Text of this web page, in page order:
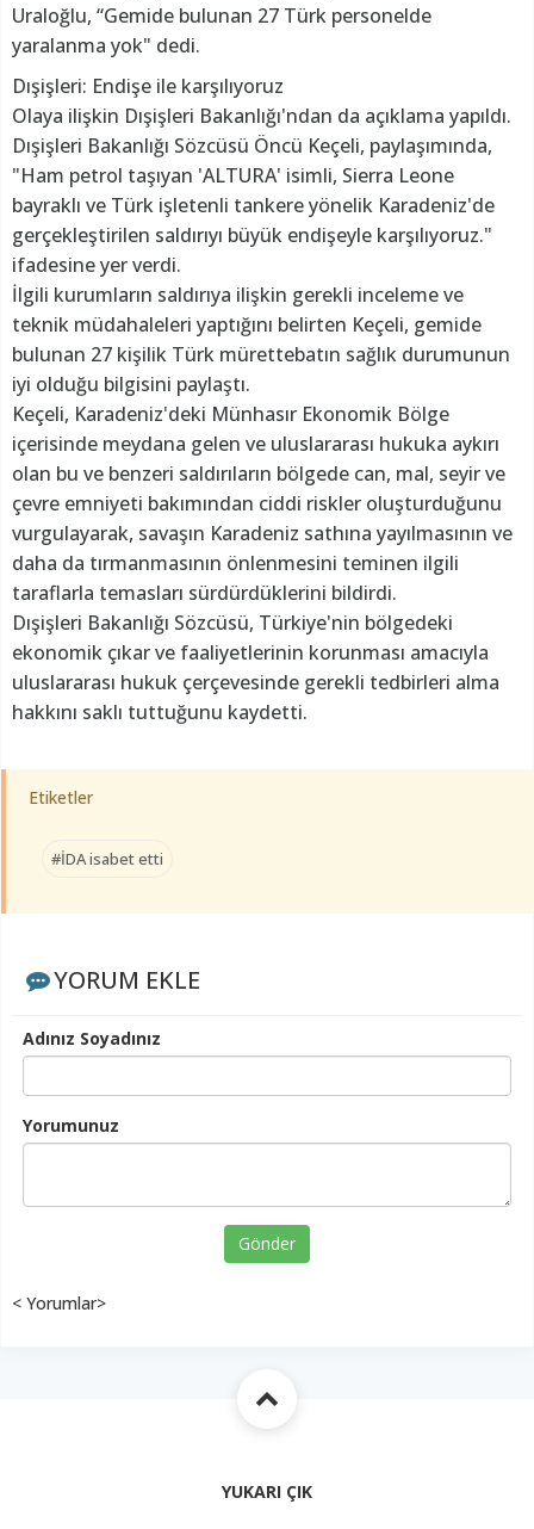
Uraloğlu, “Gemide bulunan 27 Türk personelde
yaralanma yok" dedi.
Dışişleri: Endişe ile karşılıyoruz
Olaya ilişkin Dışişleri Bakanlığı'ndan da açıklama yapıldı.
Dışişleri Bakanlığı Sözcüsü Öncü Keçeli, paylaşımında,
"Ham petrol taşıyan 'ALTURA' isimli, Sierra Leone
bayraklı ve Türk işletenli tankere yönelik Karadeniz'de
gerçekleştirilen saldırıyı büyük endişeyle karşılıyoruz."
ifadesine yer verdi.
İlgili kurumların saldırıya ilişkin gerekli inceleme ve
teknik müdahaleleri yaptığını belirten Keçeli, gemide
bulunan 27 kişilik Türk mürettebatın sağlık durumunun
iyi olduğu bilgisini paylaştı.
Keçeli, Karadeniz'deki Münhasır Ekonomik Bölge
içerisinde meydana gelen ve uluslararası hukuka aykırı
olan bu ve benzeri saldırıların bölgede can, mal, seyir ve
çevre emniyeti bakımından ciddi riskler oluşturduğunu
vurgulayarak, savaşın Karadeniz sathına yayılmasının ve
daha da tırmanmasının önlenmesini teminen ilgili
taraflarla temasları sürdürdüklerini bildirdi.
Dışişleri Bakanlığı Sözcüsü, Türkiye'nin bölgedeki
ekonomik çıkar ve faaliyetlerinin korunması amacıyla
uluslararası hukuk çerçevesinde gerekli tedbirleri alma
hakkını saklı tuttuğunu kaydetti.
Etiketler
#İDA isabet etti
YORUM EKLE
Adınız Soyadınız
Yorumunuz
Gönder
< Yorumlar>
YUKARI ÇIK